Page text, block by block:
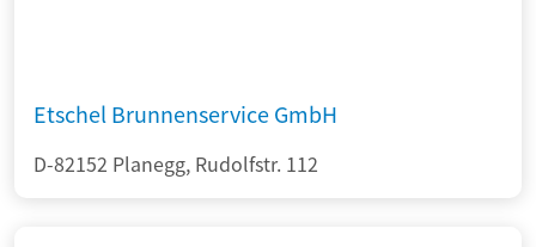
Etschel Brunnenservice GmbH
D-82152 Planegg, Rudolfstr. 112